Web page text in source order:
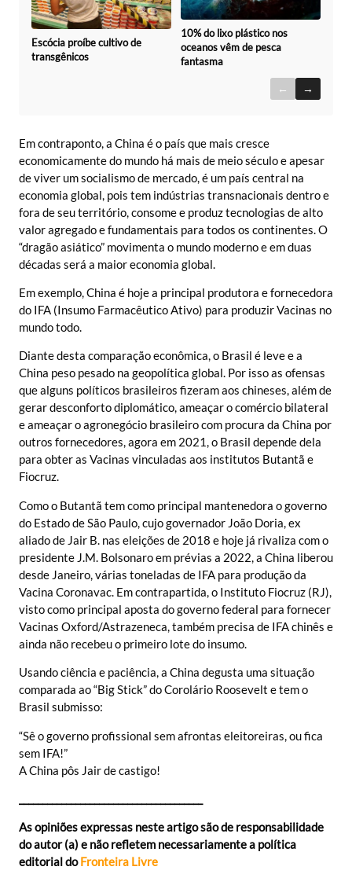
Escócia proíbe cultivo de
transgênicos
10% do lixo plástico nos
oceanos vêm de pesca
fantasma
← →
Em contraponto, a China é o país que mais cresce
economicamente do mundo há mais de meio século e apesar
de viver um socialismo de mercado, é um país central na
economia global, pois tem indústrias transnacionais dentro e
fora de seu território, consome e produz tecnologias de alto
valor agregado e fundamentais para todos os continentes. O
“dragão asiático” movimenta o mundo moderno e em duas
décadas será a maior economia global.
Em exemplo, China é hoje a principal produtora e fornecedora
do IFA (Insumo Farmacêutico Ativo) para produzir Vacinas no
mundo todo.
Diante desta comparação econômica, o Brasil é leve e a
China peso pesado na geopolítica global. Por isso as ofensas
que alguns políticos brasileiros fizeram aos chineses, além de
gerar desconforto diplomático, ameaçar o comércio bilateral
e ameaçar o agronegócio brasileiro com procura da China por
outros fornecedores, agora em 2021, o Brasil depende dela
para obter as Vacinas vinculadas aos institutos Butantã e
Fiocruz.
Como o Butantã tem como principal mantenedora o governo
do Estado de São Paulo, cujo governador João Doria, ex
aliado de Jair B. nas eleições de 2018 e hoje já rivaliza com o
presidente J.M. Bolsonaro em prévias a 2022, a China liberou
desde Janeiro, várias toneladas de IFA para produção da
Vacina Coronavac. Em contrapartida, o Instituto Fiocruz (RJ),
visto como principal aposta do governo federal para fornecer
Vacinas Oxford/Astrazeneca, também precisa de IFA chinês e
ainda não recebeu o primeiro lote do insumo.
Usando ciência e paciência, a China degusta uma situação
comparada ao “Big Stick” do Corolário Roosevelt e tem o
Brasil submisso:
“Sê o governo profissional sem afrontas eleitoreiras, ou fica
sem IFA!”
A China pôs Jair de castigo!
As opiniões expressas neste artigo são de responsabilidade
do autor (a) e não refletem necessariamente a política
editorial doFronteira Livre